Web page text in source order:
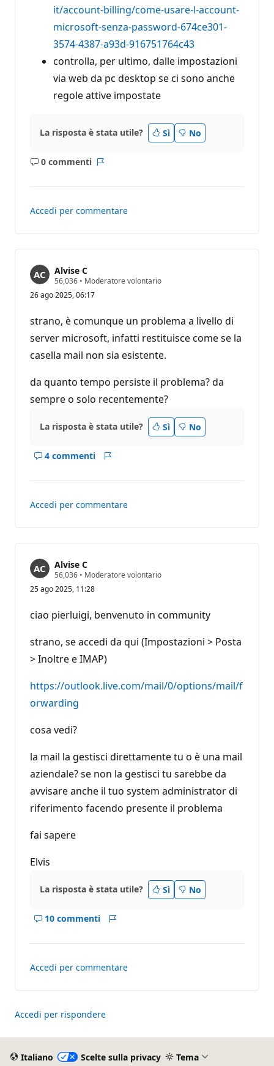
e
it/account-billing/come-usare-l-account-
microsoft-senza-password-674ce301-
3574-4387-a93d-916751764c43
controlla, per ultimo, dalle impostazioni
via web da pc desktop se ci sono anche
regole attive impostate
La risposta è stata utile? Sì No
0 commenti
Nessun
Accedi per commentare
Alvise C
56,036 P
n
i
d
i
r
e
t
z
n
• Moderatore volontario
26 ago 2025, 06:17
strano, è comunque un problema a livello di
server microsoft, infatti restituisce come se la
casella mail non sia esistente.
da quanto tempo persiste il problema? da
sempre o solo recentemente?
La risposta è stata utile? Sì No
4 commenti
Mostra
risposta
Accedi per commentare
Alvise C
56,036 P
n
i
d
r
e
p
u
a
• Moderatore volontario
25 ago 2025, 11:28
ciao pierluigi, benvenuto in community
strano, se accedi da qui (Impostazioni > Posta
> Inoltre e IMAP)
https://outlook.live.com/mail/0/options/mail/f
orwarding
cosa vedi?
la mail la gestisci direttamente tu o è una mail
aziendale? se non la gestisci tu sarebbe da
avvisare anche il tuo system administrator di
riferimento facendo presente il problema
fai sapere
Elvis
La risposta è stata utile? Sì No
10 commenti
Mostra
risposta
Accedi per commentare
Accedi per rispondere
Italiano Scelte sulla privacy Tema